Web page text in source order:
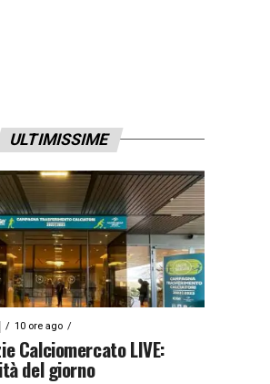
ULTIMISSIME
10 ore ago
Calciomercato LIVE:
del giorno